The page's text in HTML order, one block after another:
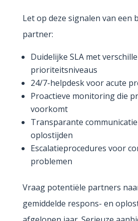
Let op deze signalen van een
partner:
Duidelijke SLA met
prioriteitsniveaus
24/7-helpdesk voor acute
Proactieve monitoring die
voorkomt
Transparante
oplostijden
Escalatieprocedures voor
problemen
Vraag potentiële partners
gemiddelde respons- en